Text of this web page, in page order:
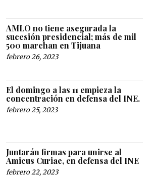
AMLO no tiene asegurada la
sucesión presidencial; más de mil
500 marchan en Tijuana
febrero 26, 2023
El domingo a las 11 empieza la
concentración en defensa del INE.
febrero 25, 2023
Juntarán firmas para unirse al
Amicus Curiae, en defensa del INE
febrero 22, 2023